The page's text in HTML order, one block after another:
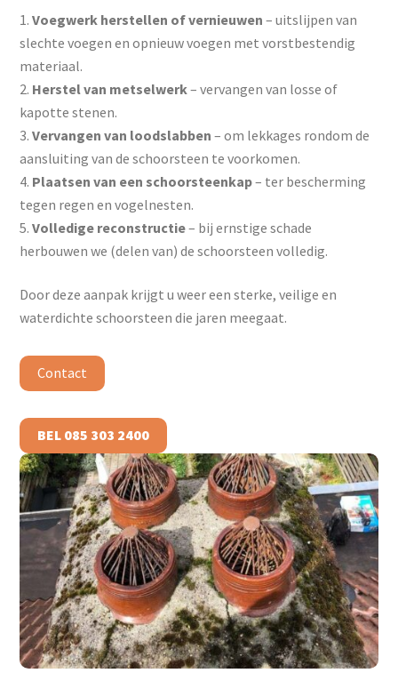
Voegwerk herstellen of vernieuwen – uitslijpen van
slechte voegen en opnieuw voegen met vorstbestendig
materiaal.
Herstel van metselwerk– vervangen van losse of
kapotte stenen.
Vervangen van loodslabben – om lekkages rondom de
aansluiting van de schoorsteen te voorkomen.
Plaatsen van een schoorsteenkap– ter bescherming
tegen regen en vogelnesten.
Volledige reconstructie– bij ernstige schade
herbouwen we (delen van) de schoorsteen volledig.
Door deze aanpak krijgt u weer een sterke, veilige en
waterdichte schoorsteen die jaren meegaat.
Contact
BEL 085 303 2400